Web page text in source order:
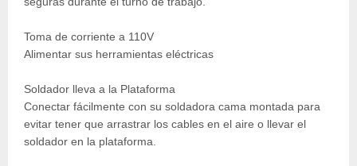
Toma de corriente a 110V
Alimentar sus herramientas eléctricas
Soldador lleva a la Plataforma
Conectar fácilmente con su soldadora cama montada para
evitar tener que arrastrar los cables en el aire o llevar el
soldador en la plataforma.